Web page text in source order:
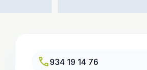
call934 19 14 76